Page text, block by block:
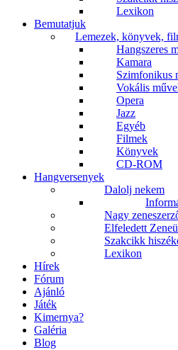
Lexikon
Bemutatjuk
Lemezek, könyvek,
Hangszeres
Kamara
Szimfonikus
Vokális
Opera
Jazz
Egyéb
Filmek
Könyvek
CD-ROM
Hangversenyek
Dalolj nekem
Nagy
Elfeledett
Szakcikk
Lexikon
Hírek
Fórum
Ajánló
Játék
Kimernya?
Galéria
Blog